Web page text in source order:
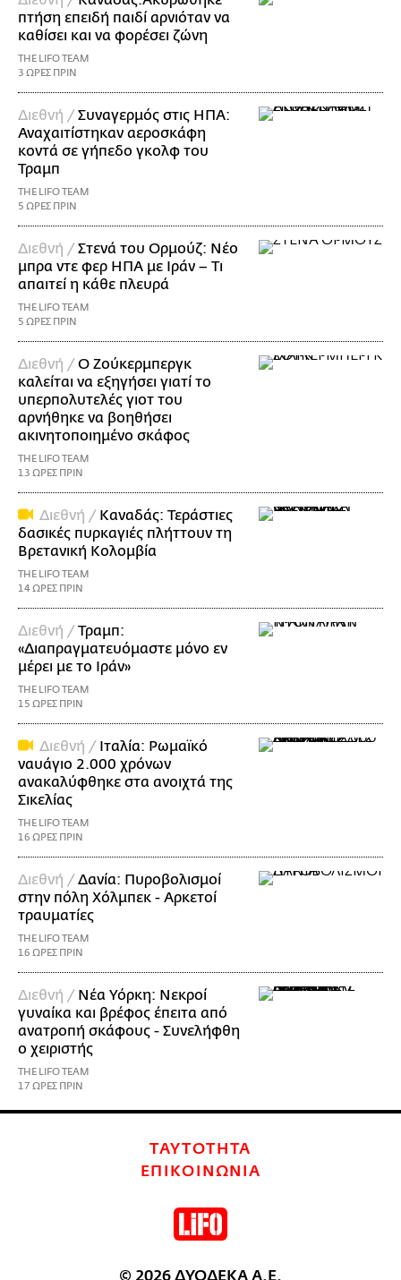
πτήση επειδή παιδί αρνιόταν να
καθίσει και να φορέσει ζώνη
THE LIFO TEAM
3 ΩΡΕΣ ΠΡΙΝ
Διεθνή /Συναγερμός στις ΗΠΑ:
Αναχαιτίστηκαν αεροσκάφη
κοντά σε γήπεδο γκολφ του
Τραμπ
THE LIFO TEAM
5 ΩΡΕΣ ΠΡΙΝ
Διεθνή /Στενά του Ορμούζ: Νέο
μπρα ντε φερ ΗΠΑ με Ιράν – Τι
απαιτεί η κάθε πλευρά
THE LIFO TEAM
5 ΩΡΕΣ ΠΡΙΝ
Διεθνή /Ο Ζούκερμπεργκ
καλείται να εξηγήσει γιατί το
υπερπολυτελές γιοτ του
αρνήθηκε να βοηθήσει
ακινητοποιημένο σκάφος
THE LIFO TEAM
13 ΩΡΕΣ ΠΡΙΝ
Διεθνή / Καναδάς: Τεράστιες
δασικές πυρκαγιές πλήττουν τη
Βρετανική Κολομβία
THE LIFO TEAM
14 ΩΡΕΣ ΠΡΙΝ
Διεθνή /Τραμπ:
«Διαπραγματευόμαστε μόνο εν
μέρει με το Ιράν»
THE LIFO TEAM
15 ΩΡΕΣ ΠΡΙΝ
Διεθνή / Ιταλία: Ρωμαϊκό
ναυάγιο 2.000 χρόνων
ανακαλύφθηκε στα ανοιχτά της
Σικελίας
THE LIFO TEAM
16 ΩΡΕΣ ΠΡΙΝ
Διεθνή /Δανία: Πυροβολισμοί
στην πόλη Χόλμπεκ - Αρκετοί
τραυματίες
THE LIFO TEAM
16 ΩΡΕΣ ΠΡΙΝ
Διεθνή / Νέα Υόρκη: Νεκροί
γυναίκα και βρέφος έπειτα από
ανατροπή σκάφους - Συνελήφθη
ο χειριστής
THE LIFO TEAM
17 ΩΡΕΣ ΠΡΙΝ
ΤΑΥΤΟΤΗΤΑ
ΕΠΙΚΟΙΝΩΝΙΑ
© 2026 ΔΥΟΔΕΚΑ Α.Ε.